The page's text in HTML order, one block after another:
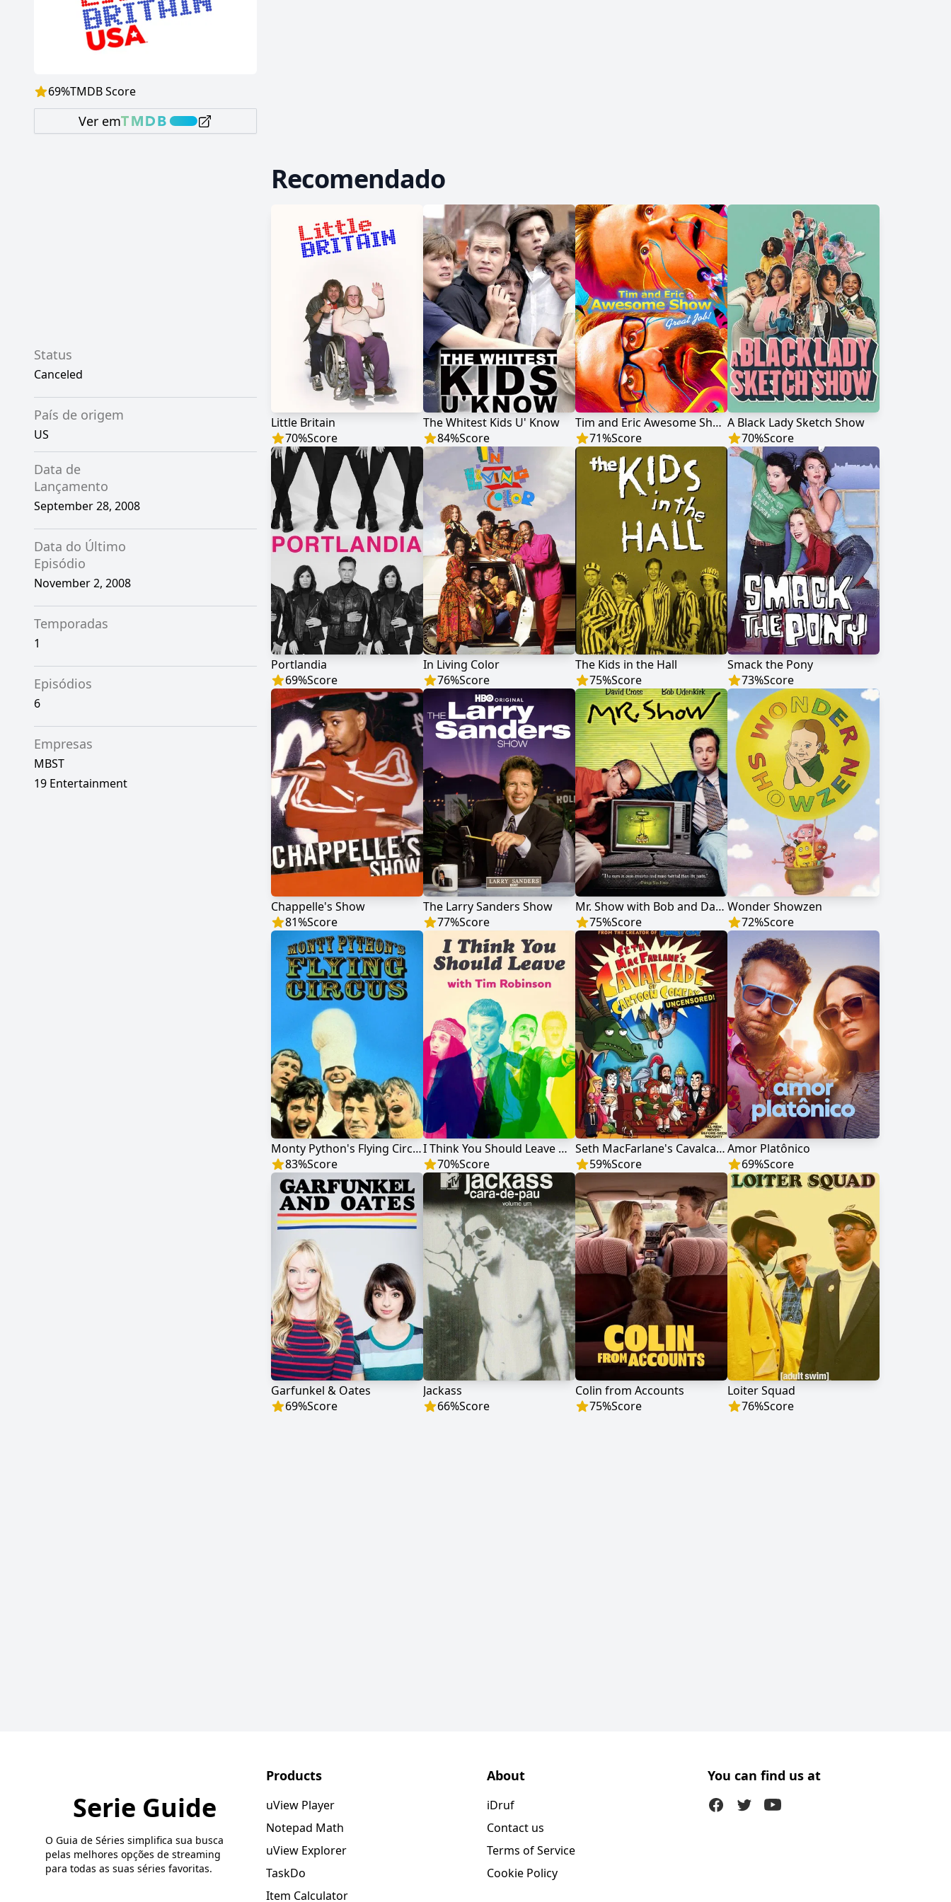
69%TMDB Score
Ver em
Status
Canceled
País de origem
US
Data de
Lançamento
September 28, 2008
Data do Último
Episódio
November 2, 2008
Temporadas
1
Episódios
6
Empresas
MBST
19 Entertainment
Recomendado
Little Britain
70%Score
The Whitest Kids U' Know
84%Score
Tim and Eric Awesome Show, Great Job!
71%Score
A Black Lady Sketch Show
70%Score
Portlandia
69%Score
In Living Color
76%Score
The Kids in the Hall
75%Score
Smack the Pony
73%Score
Chappelle's Show
81%Score
The Larry Sanders Show
77%Score
Mr. Show with Bob and David
75%Score
Wonder Showzen
72%Score
Monty Python's Flying Circus
83%Score
I Think You Should Leave with Tim Robinson
70%Score
Seth MacFarlane's Cavalcade of Cartoon Comedy
59%Score
Amor Platônico
69%Score
Garfunkel & Oates
69%Score
Jackass
66%Score
Colin from Accounts
75%Score
Loiter Squad
76%Score
Serie Guide
O Guia de Séries simplifica sua busca
pelas melhores opções de streaming
para todas as suas séries favoritas.
Products
uView Player
Notepad Math
uView Explorer
TaskDo
Item Calculator
About
iDruf
Contact us
Terms of Service
Cookie Policy
You can find us at
FacebookTwitter (X)Youtube